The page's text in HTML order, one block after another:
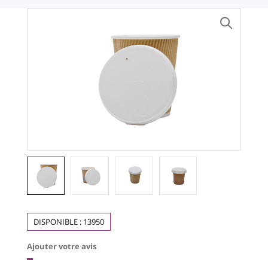
DISPONIBLE : 13950
Ajouter votre avis